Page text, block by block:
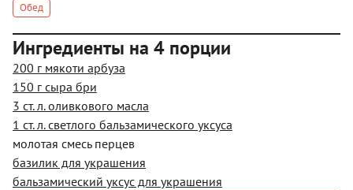
Обед
Ингредиенты на 4 порции
200 г мякоти арбуза
150 г сыра бри
3 ст. л. оливкового масла
1 ст. л. светлого бальзамического уксуса
молотая смесь перцев
базилик для украшения
бальзамический уксус для украшения